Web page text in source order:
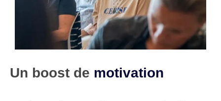
Un boost de motivation